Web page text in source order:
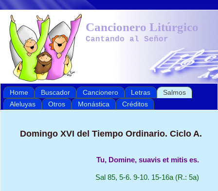
Cancionero Litúrgico
Cantando al Señor
Home Buscador Cancionero Letras
Salmos
Aleluyas
Otros Monástica Créditos
Domingo XVI del Tiempo Ordinario. Ciclo A.
Tu, Domine, suavis et mitis es.
Sal 85, 5-6. 9-10. 15-16a (R.: 5a)